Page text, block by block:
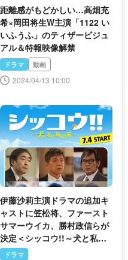
距離感がもどかしい…高畑充
希×岡田将生W主演「1122 い
いふうふ」のティザービジュ
アル＆特報映像解禁
ドラマ 動画
2024/04/13 10:00
伊藤沙莉主演ドラマの追加キ
ャストに笠松将、ファースト
サマーウイカ、勝村政信らが
決定＜シッコウ!!～犬と私と
執行官～＞
ドラマ